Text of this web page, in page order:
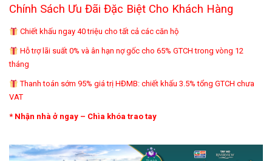
Chính Sách Ưu Đãi Đặc Biệt Cho Khách Hàng
Chiết khấu ngay 40 triệu cho tất cả các căn hộ
Hỗ trợ lãi suất 0% và ân hạn nợ gốc cho 65% GTCH trong vòng 12
tháng
Thanh toán sớm 95% giá trị HĐMB: chiết khấu 3.5% tổng GTCH chưa
VAT
* Nhận nhà ở ngay – Chìa khóa trao tay